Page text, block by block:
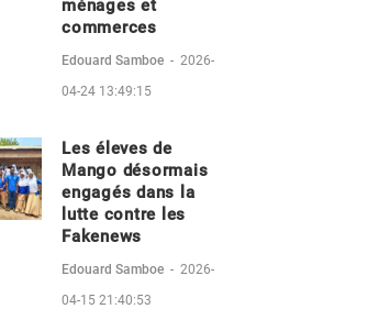
ménages et
commerces
Edouard Samboe - 2026-
04-24 13:49:15
Les éleves de
Mango désormais
engagés dans la
lutte contre les
Fakenews
Edouard Samboe - 2026-
04-15 21:40:53